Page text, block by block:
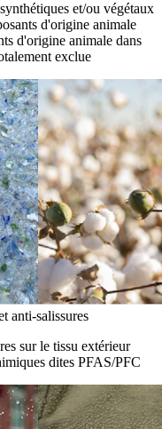
et/ou végétaux
d'origine animale
d'origine animale dans
exclue
anti-salissures
sur le tissu extérieur
dites PFAS/PFC